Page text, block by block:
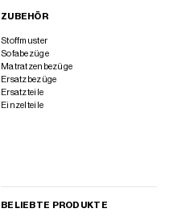
ZUBEHÖR
Stoffmuster
Sofabezüge
Matratzenbezüge
Ersatzbezüge
Ersatzteile
Einzelteile
BELIEBTE PRODUKTE